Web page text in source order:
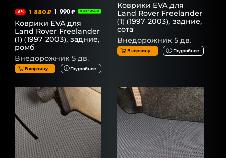
-6% 1 880 ₽ 1 990 ₽ В НАЛИЧИИ
Коврики EVA для
Land Rover Freelander
(1) (1997-2003), задние,
ромб
Внедорожник 5 дв.
В корзину Подробнее
Коврики EVA для
Land Rover Freelander
(1) (1997-2003), задние,
сота
Внедорожник 5 дв.
В корзину Подробнее